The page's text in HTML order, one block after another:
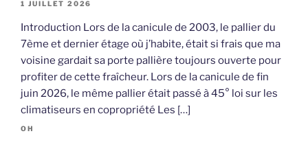
1 JUILLET 2026
Introduction Lors de la canicule de 2003, le pallier du
7ème et dernier étage où j’habite, était si frais que ma
voisine gardait sa porte pallière toujours ouverte pour
profiter de cette fraîcheur. Lors de la canicule de fin
juin 2026, le même pallier était passé à 45° loi sur les
climatiseurs en copropriété Les […]
OH